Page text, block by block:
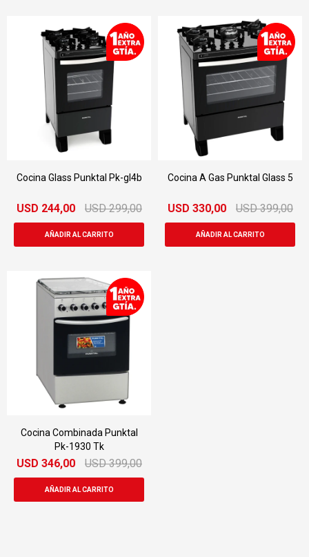
Cocina Glass Punktal Pk-gl4b
USD 244,00 USD 299,00
Cocina A Gas Punktal Glass 5
USD 330,00 USD 399,00
Cocina Combinada Punktal
Pk-1930 Tk
USD 346,00 USD 399,00